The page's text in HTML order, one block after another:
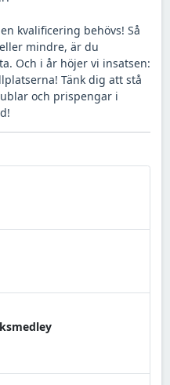
kvalificering behövs! Så
mindre, är du
Och i år höjer vi insatsen:
Tänk dig att stå
och prispengar i